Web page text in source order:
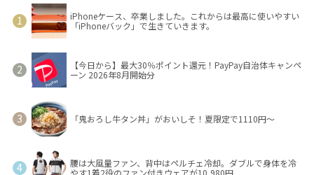
iPhoneケース、卒業しました。これからは最高に使いやすい
「iPhoneバック」で生きていきます。
【今日から】最大30％ポイント還元！PayPay自治体キャンペ
ーン 2026年8月開始分
「鬼おろし牛タン丼」がおいしそ！夏限定で1110円～
腰は大風量ファン、背中はペルチェ冷却。ダブルで身体を冷
やす1着2役のファン付きウェアが10,980円